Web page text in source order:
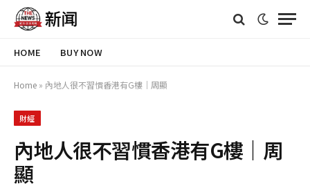
HOME BUY NOW
Home » 內地人很不習慣香港有G樓｜周顯
財經
內地人很不習慣香港有G樓｜周
顯